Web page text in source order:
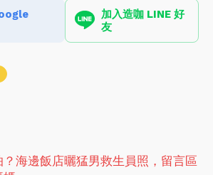
加入造咖 LINE 好
友
？海邊飯店曬猛男救生員照，留言區